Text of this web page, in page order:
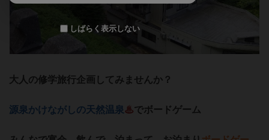
大人の修学旅行企画してみませんか？
源泉かけながしの天然温泉♨でボードゲーム
しばらく表示しない